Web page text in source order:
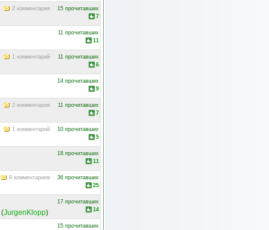
2 комментария
15 прочитавших
7
11 прочитавших
11
1 комментарий
11 прочитавших
6
14 прочитавших
9
2 комментария
11 прочитавших
7
1 комментарий
10 прочитавших
5
18 прочитавших
11
9 комментариев
36 прочитавших
25
17 прочитавших
14
(JurgenKlopp)
15 прочитавших